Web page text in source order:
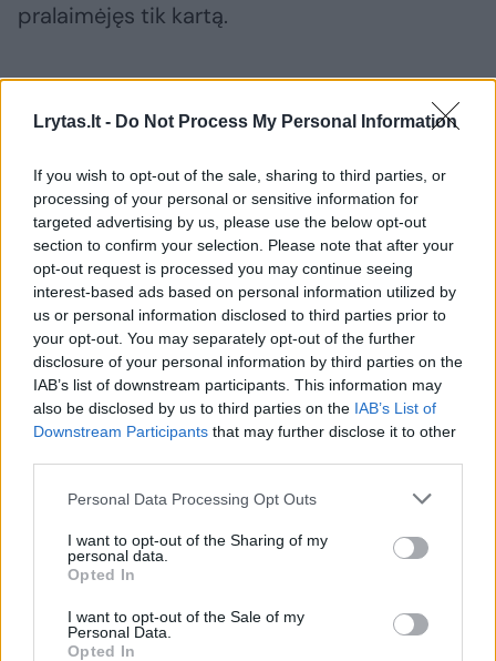
Lrytas.lt - Do Not Process My Personal Information
If you wish to opt-out of the sale, sharing to third parties, or
processing of your personal or sensitive information for
targeted advertising by us, please use the below opt-out
section to confirm your selection. Please note that after your
opt-out request is processed you may continue seeing
interest-based ads based on personal information utilized by
us or personal information disclosed to third parties prior to
your opt-out. You may separately opt-out of the further
disclosure of your personal information by third parties on the
IAB’s list of downstream participants. This information may
also be disclosed by us to third parties on the IAB’s List of
Downstream Participants that may further disclose it to other
Personal Data Processing Opt Outs
I want to opt-out of the Sharing of my
personal data.
Opted In
I want to opt-out of the Sale of my
Personal Data.
Opted In
pralaimėjęs tik kartą.
M.Bukauskas varžovą nokautavo vos per
pirmąsias dvi kovos minutes.
Po iškovotos pergalės „Baltijos Gladiatoriaus“
pravardę turintis 31-erių lietuvis pradžiugino
žiūrovus atlikdamas atbulinį salto.
THE BALTIC GLADIATOR#UFCSeattle
One and DONE for Modestas Bukauskas in our opening
bout!
Watch our prelims LIVE NOW on@UFCFightPass
pic.twitter.com/tiveMLmpVl
Susiję straipsniai